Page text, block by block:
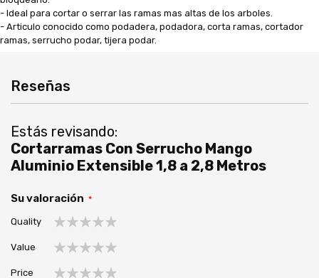
- Ideal para cortar o serrar las ramas mas altas de los arboles.
- Articulo conocido como podadera, podadora, corta ramas, cortador
ramas, serrucho podar, tijera podar.
Reseñas
Estás revisando:
Cortarramas Con Serrucho Mango
Aluminio Extensible 1,8 a 2,8 Metros
Su valoración
Quality
estrella
estrellas
estrellas
estrellas
estrellas
Value
Price